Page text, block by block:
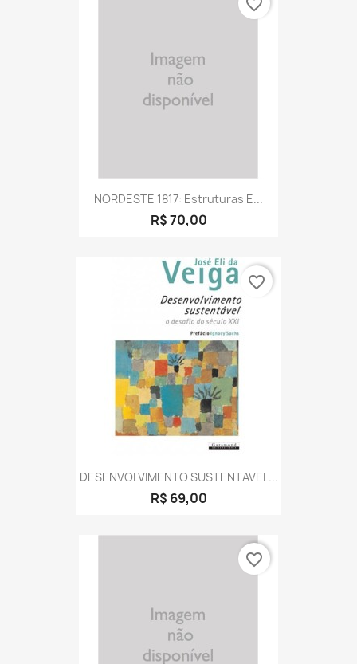
NORDESTE 1817: Estruturas E...
R$ 70,00
favorite_border
DESENVOLVIMENTO SUSTENTAVEL...
R$ 69,00
favorite_border
favorite_border